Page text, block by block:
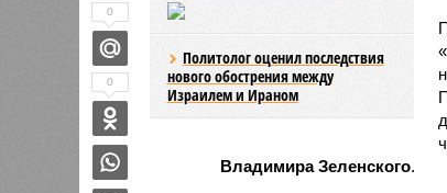
Политолог оценил последствия
нового обострения между
Израилем и Ираном
Владимира Зеленского.
0
0